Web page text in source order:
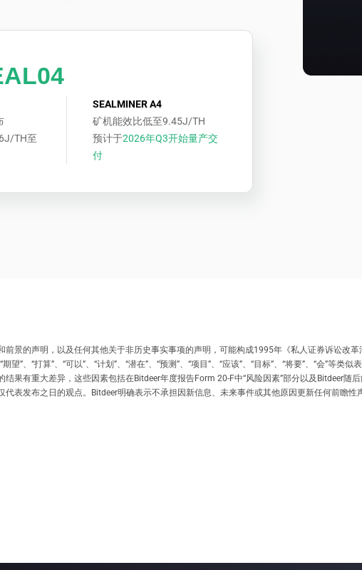
TH至
SEALMINER A4
矿机能效比低至9.45J/TH
预计于2026年Q3开始量产交
付
景的声明，以及任何其他关于非历史事实事项的声明，可能构成1995年《私人证券诉讼改革
“期望”、“打算”、“可以”、“计划”、“潜在”、“预测”、“项目”、“应该”、“目标”、“将要”、“会”
果有重大差异，这些因素包括在Bitdeer年度报告Form 20-F中“风险因素”部分以及Bitdeer随
代表发布之日的观点。Bitdeer明确表示不承担因新信息、未来事件或其他原因更新任何前瞻